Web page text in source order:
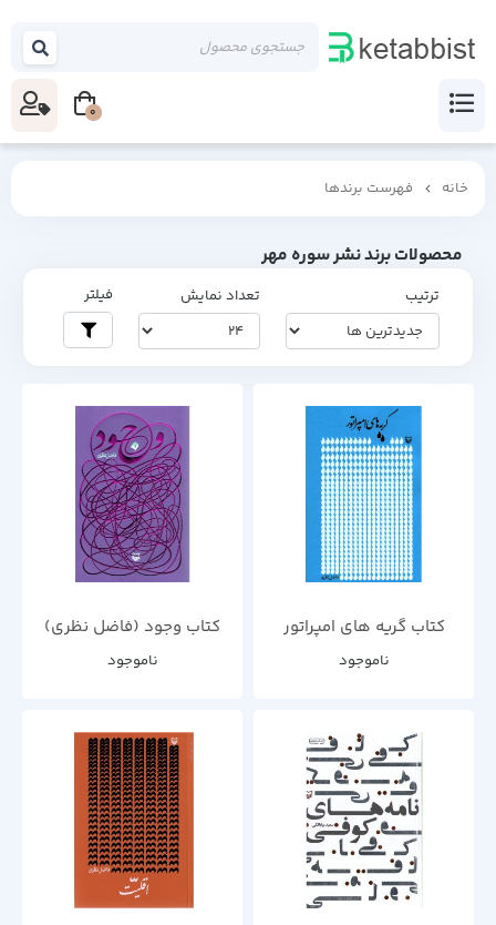
خانه فهرست برندها
محصولات برند نشر سوره مهر
ترتیب تعداد نمایش فیلتر
کتاب گریه های امپراتور
ناموجود
کتاب وجود (فاضل نظری)
ناموجود
0